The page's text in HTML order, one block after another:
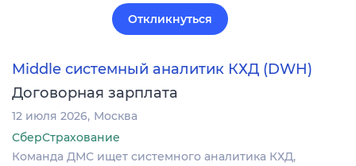
Откликнуться
Middle системный аналитик КХД (DWH)
Договорная зарплата
12 июля 2026 Москва
СберСтрахование
Команда ДМС ищет системного аналитика КХД,